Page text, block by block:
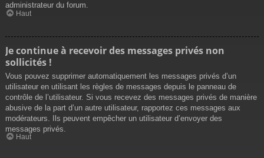
administrateur du forum.
Haut
Je continue à recevoir des messages privés non
sollicités !
Vous pouvez supprimer automatiquement les messages privés d’un
utilisateur en utilisant les règles de messages depuis le panneau de
contrôle de l’utilisateur. Si vous recevez des messages privés de manière
abusive de la part d’un autre utilisateur, rapportez ces messages aux
modérateurs. Ils peuvent empêcher un utilisateur d’envoyer des
messages privés.
Haut